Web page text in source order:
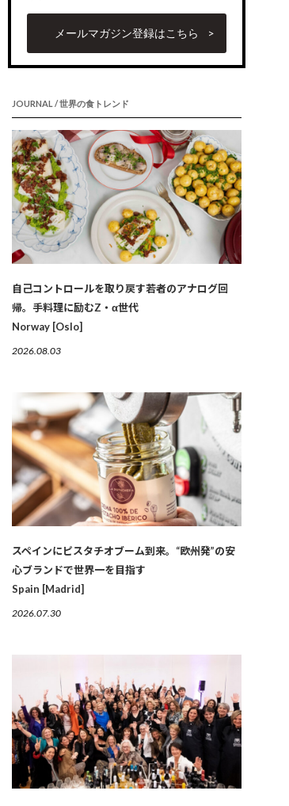
メールマガジン登録はこちら
JOURNAL / 世界の食トレンド
自己コントロールを取り戻す若者のアナログ回
帰。手料理に励むZ・α世代
Norway [Oslo]
2026.08.03
スペインにピスタチオブーム到来。“欧州発”の安
心ブランドで世界一を目指す
Spain [Madrid]
2026.07.30